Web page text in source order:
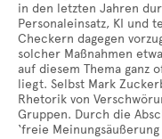
in den letzten Jahren
Personaleinsatz, KI und
Checkern dagegen
solcher Maßnahmen
auf diesem Thema
liegt. Selbst Mark
Rhetorik von
Gruppen. Durch die
‘freie